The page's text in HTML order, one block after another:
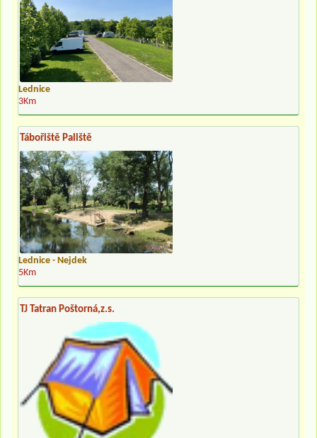
Lednice
3Km
Tábořiště Paliště
Lednice - Nejdek
5Km
TJ Tatran Poštorná,z.s.